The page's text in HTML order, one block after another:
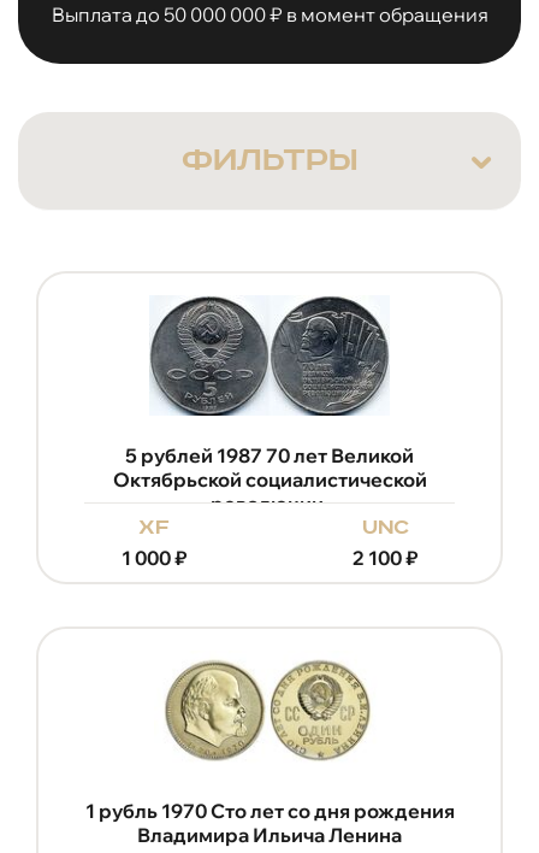
Выплата до 50 000 000 ₽ в момент обращения
ФИЛЬТРЫ
5 рублей 1987 70 лет Великой
Октябрьской социалистической
революции.
xf
1 000₽
unc
2 100₽
1 рубль 1970 Сто лет со дня рождения
Владимира Ильича Ленина